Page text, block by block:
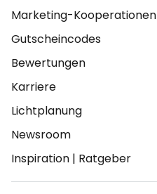
Marketing-Kooperationen
Gutscheincodes
Bewertungen
Karriere
Lichtplanung
Newsroom
Inspiration | Ratgeber